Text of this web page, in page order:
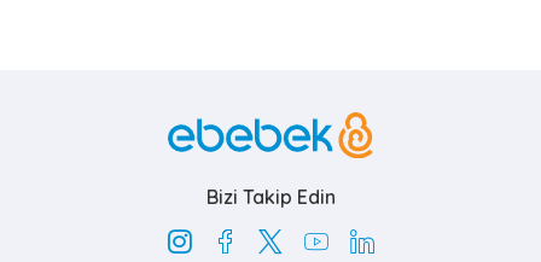
Bizi Takip Edin